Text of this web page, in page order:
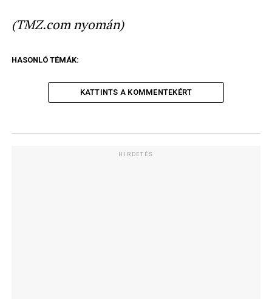
(TMZ.com nyomán)
HASONLÓ TÉMÁK:
KATTINTS A KOMMENTEKÉRT
HIRDETÉS